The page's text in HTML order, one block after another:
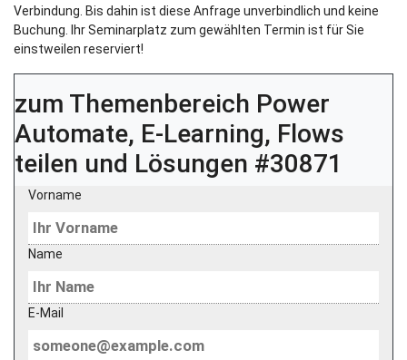
Verbindung. Bis dahin ist diese Anfrage unverbindlich und keine
Buchung. Ihr Seminarplatz zum gewählten Termin ist für Sie
einstweilen reserviert!
zum Themenbereich Power
Automate, E-Learning, Flows
teilen und Lösungen #30871
Vorname
Name
E-Mail